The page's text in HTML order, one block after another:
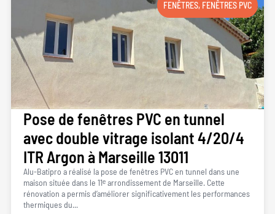
FENÊTRES, FENÊTRES PVC
Pose de fenêtres PVC en tunnel
avec double vitrage isolant 4/20/4
ITR Argon à Marseille 13011
Alu-Batipro a réalisé la pose de fenêtres PVC en tunnel dans une
maison située dans le 11ᵉ arrondissement de Marseille. Cette
rénovation a permis d’améliorer significativement les performances
thermiques du...